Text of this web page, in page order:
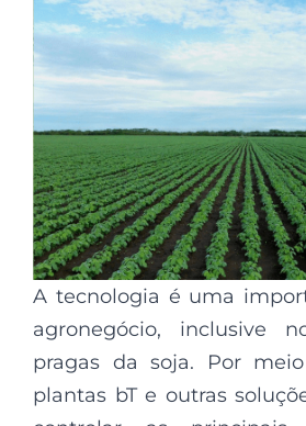
A tecnologia é uma
agronegócio, inclusive
pragas da soja. Por
plantas bT e outras